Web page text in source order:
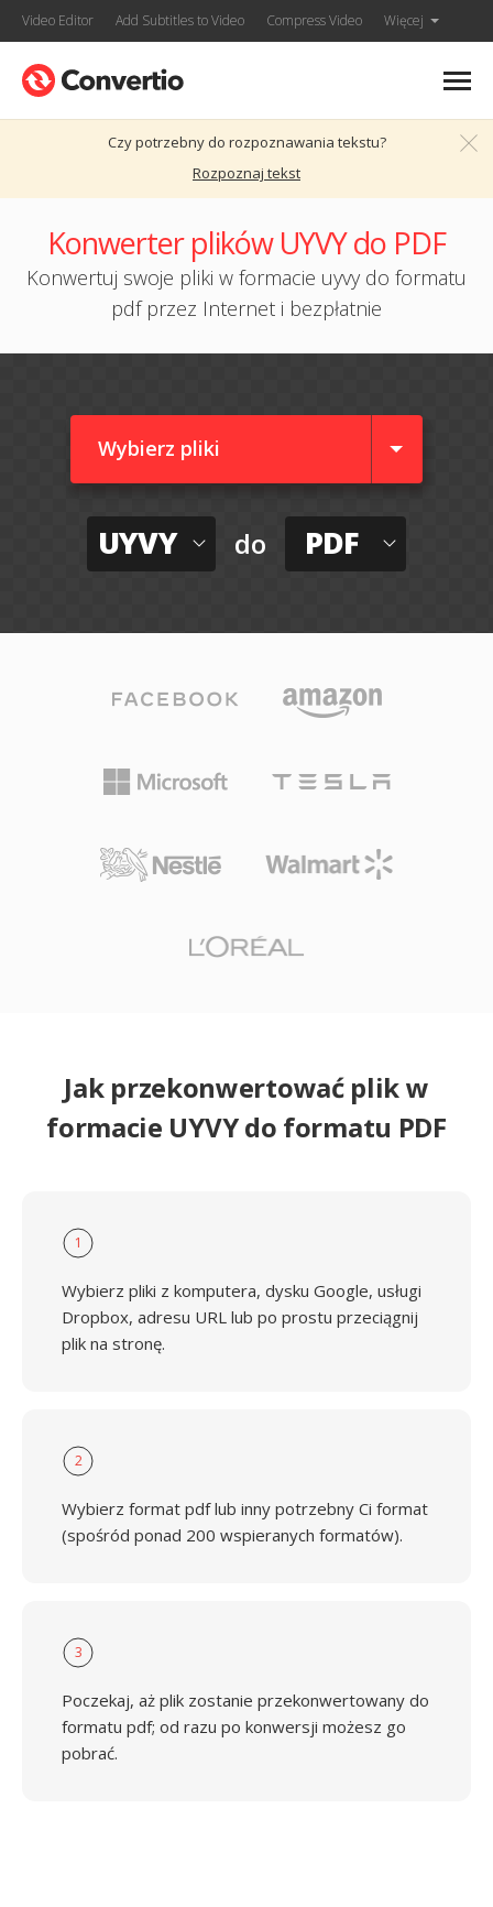
Video Editor Add Subtitles to Video Compress Video Więcej
Czy potrzebny do rozpoznawania tekstu?
Rozpoznaj tekst
Konwerter plików UYVY do PDF
Konwertuj swoje pliki w formacie uyvy do formatu
pdf przez Internet i bezpłatnie
Wybierz pliki
UYVY do PDF
Jak przekonwertować plik w
formacie UYVY do formatu PDF
1
Wybierz pliki z komputera, dysku Google, usługi
Dropbox, adresu URL lub po prostu przeciągnij
plik na stronę.
2
Wybierz format pdf lub inny potrzebny Ci format
(spośród ponad 200 wspieranych formatów).
3
Poczekaj, aż plik zostanie przekonwertowany do
formatu pdf; od razu po konwersji możesz go
pobrać.